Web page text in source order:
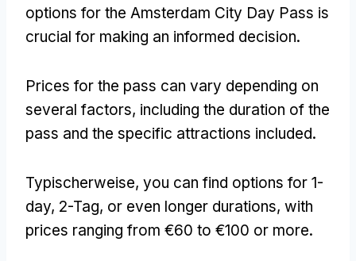
options for the Amsterdam City Day Pass is
crucial for making an informed decision.
Prices for the pass can vary depending on
several factors, including the duration of the
pass and the specific attractions included.
Typischerweise, you can find options for 1-
day, 2-Tag, or even longer durations, with
prices ranging from €60 to €100 or more.